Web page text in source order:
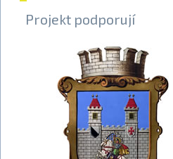
Projekt podporují